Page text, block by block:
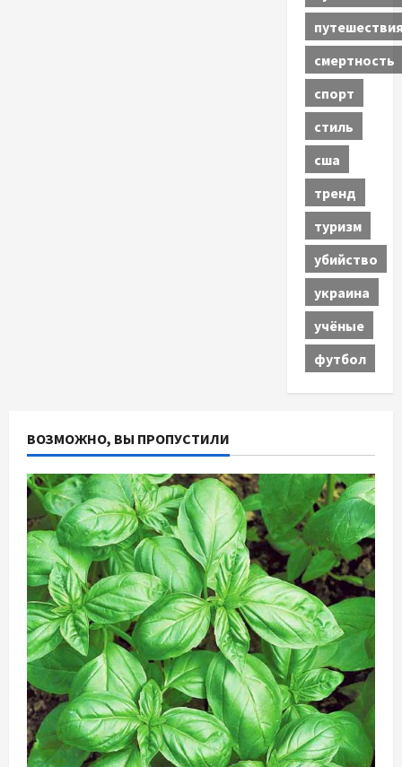
смертность
спорт
стиль
сша
тренд
туризм
убийство
украина
учёные
футбол
ВОЗМОЖНО, ВЫ ПРОПУСТИЛИ